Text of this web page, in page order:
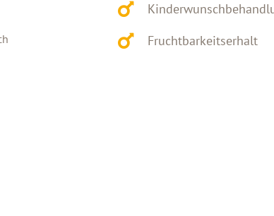
Fruchtbarkeitserhalt